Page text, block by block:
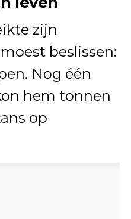
zijn
beslissen:
Nog één
hem tonnen
op